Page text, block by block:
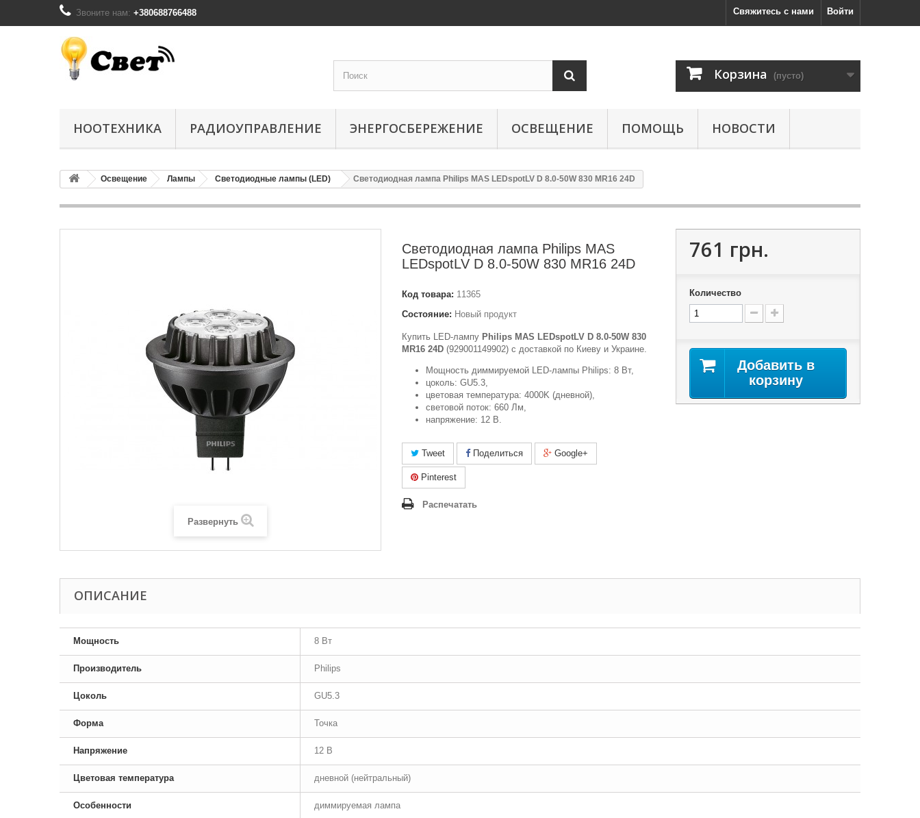
Войти
Свяжитесь с нами
Звоните нам: +380688766488
Корзина (пусто)
НООТЕХНИКА РАДИОУПРАВЛЕНИЕ ЭНЕРГОСБЕРЕЖЕНИЕ ОСВЕЩЕНИЕ ПОМОЩЬ НОВОСТИ
Освещение Лампы Светодиодные лампы (LED) Светодиодная лампа Philips MAS LEDspotLV D 8.0-50W 830 MR16 24D
Развернуть
Светодиодная лампа Philips MAS
LEDspotLV D 8.0-50W 830 MR16 24D
Код товара: 11365
Состояние: Новый продукт
Купить LED-лампу Philips MAS LEDspotLV D 8.0-50W 830
MR16 24D (929001149902) c доставкой по Киеву и Украине.
Мощность диммируемой LED-лампы Philips: 8 Вт,
цоколь: GU5.3,
цветовая температура: 4000K (дневной),
световой поток: 660 Лм,
напряжение: 12 В.
Tweet Поделиться Google+
Pinterest
Распечатать
761 грн.
Количество
Добавить в
корзину
ОПИСАНИЕ
Мощность 8 Вт
Производитель Philips
Цоколь GU5.3
Форма Точка
Напряжение 12 В
Цветовая температура дневной (нейтральный)
Особенности диммируемая лампа